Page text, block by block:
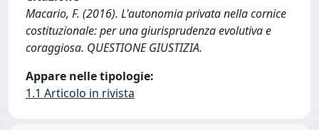
Macario, F. (2016). L'autonomia privata nella cornice
costituzionale: per una giurisprudenza evolutiva e
coraggiosa. QUESTIONE GIUSTIZIA.
Appare nelle tipologie:
1.1 Articolo in rivista